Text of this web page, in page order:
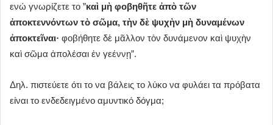
ενώ γνωρίζετε το ”καὶ μὴ φοβηθῆτε ἀπὸ τῶν
ἀποκτεννόντων τὸ σῶμα, τὴν δὲ ψυχὴν μὴ δυναμένων
ἀποκτεῖναι· φοβήθητε δὲ μᾶλλον τὸν δυνάμενον καὶ ψυχὴν
καὶ σῶμα ἀπολέσαι ἐν γεέννῃ”.
Δηλ. πιστεύετε ότι το να βάλεις το λύκο να φυλάει τα πρόβατα
είναι το ενδεδειγμένο αμυντικό δόγμα;